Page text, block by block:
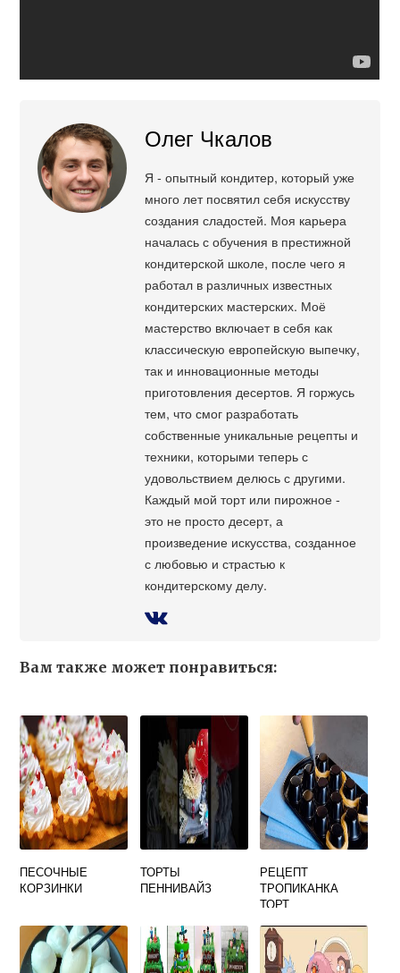
Олег Чкалов
Я - опытный кондитер, который уже
много лет посвятил себя искусству
создания сладостей. Моя карьера
началась с обучения в престижной
кондитерской школе, после чего я
работал в различных известных
кондитерских мастерских. Моё
мастерство включает в себя как
классическую европейскую выпечку,
так и инновационные методы
приготовления десертов. Я горжусь
тем, что смог разработать
собственные уникальные рецепты и
техники, которыми теперь с
удовольствием делюсь с другими.
Каждый мой торт или пирожное -
это не просто десерт, а
произведение искусства, созданное
с любовью и страстью к
кондитерскому делу.
Вам также может понравиться:
ПЕСОЧНЫЕ
КОРЗИНКИ
ТОРТЫ
ПЕННИВАЙЗ
РЕЦЕПТ
ТРОПИКАНКА
ТОРТ